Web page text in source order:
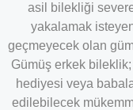
asil bilekliği
yakalamak
geçmeyecek olan
Gümüş erkek
hediyesi veya
edilebilecek